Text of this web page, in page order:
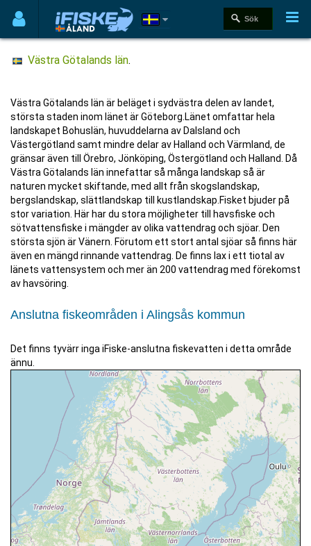
Västra Götalands län.
Västra Götalands län är beläget i sydvästra delen av landet,
största staden inom länet är Göteborg.Länet omfattar hela
landskapet Bohuslän, huvuddelarna av Dalsland och
Västergötland samt mindre delar av Halland och Värmland, de
gränsar även till Örebro, Jönköping, Östergötland och Halland. Då
Västra Götalands län innefattar så många landskap så är
naturen mycket skiftande, med allt från skogslandskap,
bergslandskap, slättlandskap till kustlandskap.Fisket bjuder på
stor variation. Här har du stora möjligheter till havsfiske och
sötvattensfiske i mängder av olika vattendrag och sjöar. Den
största sjön är Vänern. Förutom ett stort antal sjöar så finns här
även en mängd rinnande vattendrag. De finns lax i ett tiotal av
länets vattensystem och mer än 200 vattendrag med förekomst
av havsöring.
Anslutna fiskeområden i Alingsås kommun
Det finns tyvärr inga iFiske-anslutna fiskevatten i detta område
ännu.